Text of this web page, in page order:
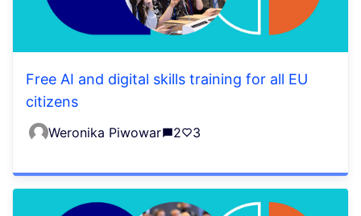
Free AI and digital skills training for all EU
citizens
Weronika Piwowar 2 3